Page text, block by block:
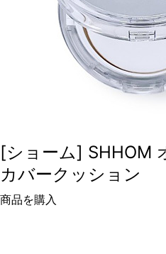
[ショーム] SHHOM
カバークッション
商品を購入